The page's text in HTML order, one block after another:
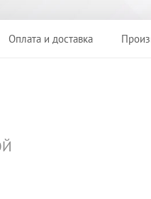
Оплата и доставка